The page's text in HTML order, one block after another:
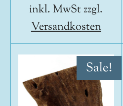
inkl. MwSt zzgl.
Versandkosten
Sale!